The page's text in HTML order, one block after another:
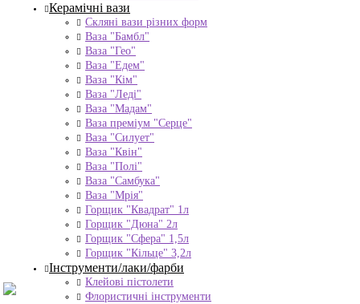
Керамічні вази
Скляні вази різних форм
Ваза "Бамбл"
Ваза "Гео"
Ваза "Едем"
Ваза "Кім"
Ваза "Леді"
Ваза "Мадам"
Ваза преміум "Серце"
Ваза "Силует"
Ваза "Квін"
Ваза "Полі"
Ваза "Самбука"
Ваза "Мрія"
Горщик "Квадрат" 1л
Горщик "Дюна" 2л
Горщик "Сфера" 1,5л
Горщик "Кільце" 3,2л
Інструменти/лаки/фарби
Клейові пістолети
Флористичні інструменти